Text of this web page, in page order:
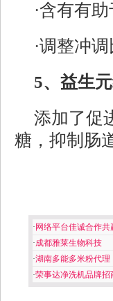
·含有有
·调整冲
5、益生
添加了促
糖，抑制肠
· 网络平台佳诚合作共
·成都雅莱生物科技
·湖南多能多米粉代理
·荣事达净洗机品牌招